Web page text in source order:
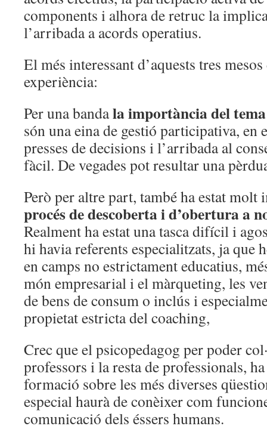
components i alhora de retruc la
l’arribada a acords operatius.
El més interessant d’aquests tres
experiència:
Per una bandala importància del
són una eina de gestió participativa, en
presses de decisions i l’arribada al
fàcil. De vegades pot resultar una
Però per altre part, també ha estat
procés de descoberta i d’obertura a
Realment ha estat una tasca difícil i
hi havia referents especialitzats, ja que
en camps no estrictament educatius,
món empresarial i el màrqueting, les
de bens de consum o inclús i
propietat estricta del coaching,
Crec que el psicopedagog per poder
professors i la resta de professionals,
formació sobre les més diverses
especial haurà de conèixer com
comunicació dels éssers humans.